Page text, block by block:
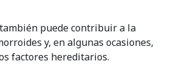
también puede contribuir a la
y, en algunas ocasiones,
factores hereditarios.